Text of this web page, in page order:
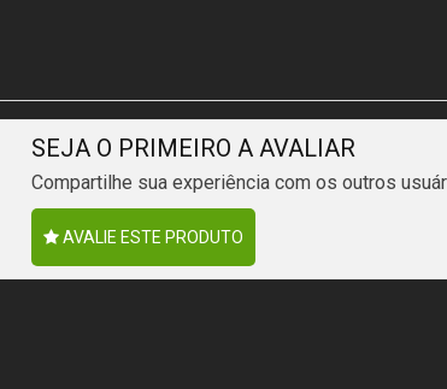
SEJA O PRIMEIRO A AVALIAR
Compartilhe sua experiência com os outros
AVALIE ESTE PRODUTO